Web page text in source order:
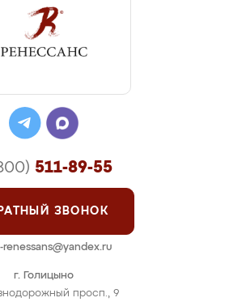
г. Голицыно
просп., 9
511-89-55
ЗВОНОК